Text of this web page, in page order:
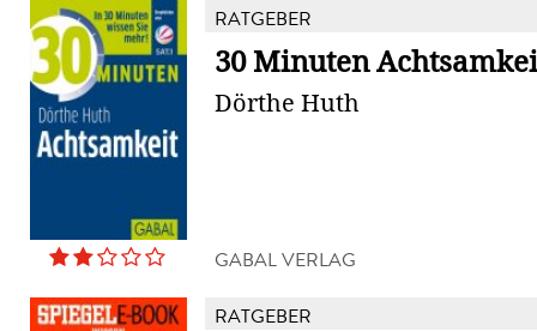
RATGEBER
30 Minuten
Dörthe Huth
GABAL VERLAG
RATGEBER